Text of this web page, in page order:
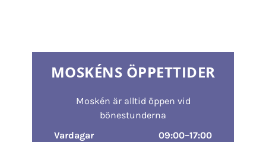
MOSKÉNS ÖPPETTIDER
Moskén är alltid öppen vid
bönestunderna
Vardagar
09:00–17:00